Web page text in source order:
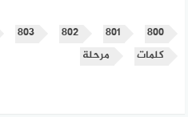
٨٠٠ ٨٠١ ٨٠٢ ٨٠٣
كلمات
مرحلة